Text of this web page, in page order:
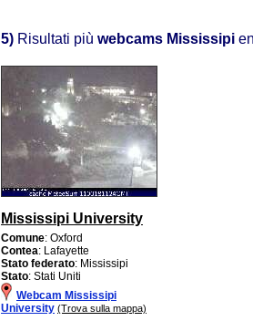
5) Risultati più webcams Mississipi
Mississipi University
Comune: Oxford
Contea: Lafayette
Stato federato: Mississipi
Stato: Stati Uniti
Webcam Mississipi
University (Trova sulla mappa)